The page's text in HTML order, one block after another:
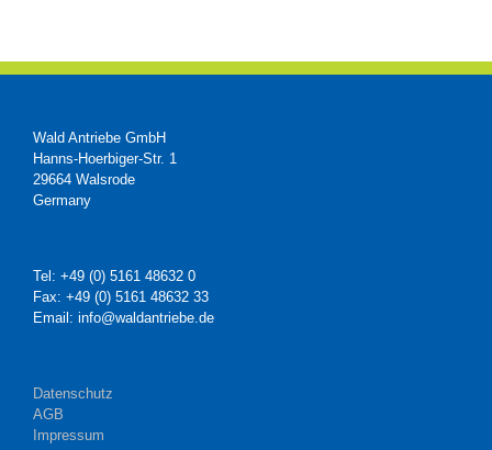
Wald Antriebe GmbH
Hanns-Hoerbiger-Str. 1
29664 Walsrode
Germany
Tel: +49 (0) 5161 48632 0
Fax: +49 (0) 5161 48632 33
Email: info@waldantriebe.de
Datenschutz
AGB
Impressum